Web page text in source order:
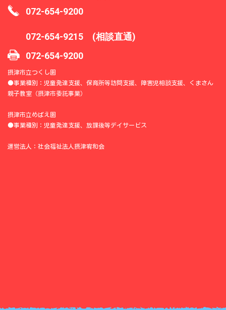
072-654-9200
072-654-9215 (相談直通)
072-654-9200
摂津市立つくし園
●事業種別：児童発達支援、保育所等訪問支援、障害児相談支援、くまさん
親子教室（摂津市委託事業）
摂津市立めばえ園
●事業種別：児童発達支援、放課後等デイサービス
運営法人：社会福祉法人摂津宥和会